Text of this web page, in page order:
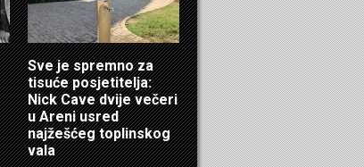
Sve je spremno za
tisuće posjetitelja:
Nick Cave dvije večeri
u Areni usred
najžešćeg toplinskog
vala